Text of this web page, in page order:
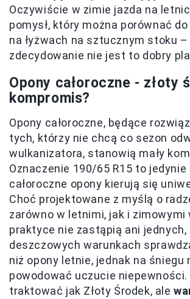
Oczywiście w zimie jazda na
pomysł, który można porównać
na łyżwach na sztucznym stoku –
zdecydowanie nie jest to dobry
Opony całoroczne - złoty
kompromis?
Opony całoroczne, będące
tych, którzy nie chcą co sezon
wulkanizatora, stanowią mały
Oznaczenie 190/65 R15 to jedynie
całoroczne opony kierują się
Choć projektowane z myślą o
zarówno w letnimi, jak i zimowymi
praktyce nie zastąpią ani jednych,
deszczowych warunkach
niż opony letnie, jednak na śniegu
powodować uczucie niepewności.
traktować jak Złoty Środek, ale